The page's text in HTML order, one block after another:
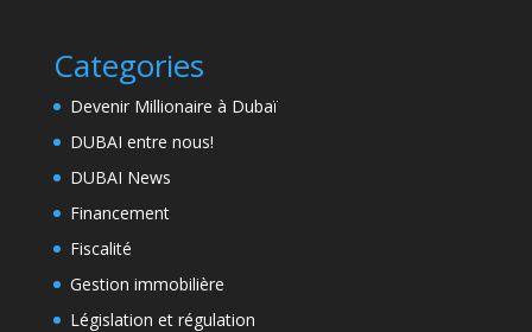
Categories
Devenir Millionaire à Dubaï
DUBAI entre nous!
DUBAI News
Financement
Fiscalité
Gestion immobilière
Législation et régulation